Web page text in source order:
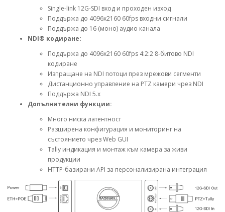
Single-link 12G-SDI вход и проходен изход
Поддържа до 4096x2160 60fps входни сигнали
Поддържа до 16 (моно) аудио канала
NDI® кодиране:
Поддържа до 4096x2160 60fps 4:2:2 8-битово NDI
кодиране
Изпращане на NDI потоци през мрежови сегменти
Дистанционно управление на PTZ камери чрез NDI
Поддържа NDI 5.x
Допълнителни функции:
Много ниска латентност
Разширена конфигурация и мониторинг на
състоянието чрез Web GUI
Tally индикация и монтаж към камера за живи
продукции
HTTP-базирани API за персонализирана интеграция